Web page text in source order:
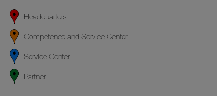
Headquarters
Competence and Service Center
Service Center
Partner